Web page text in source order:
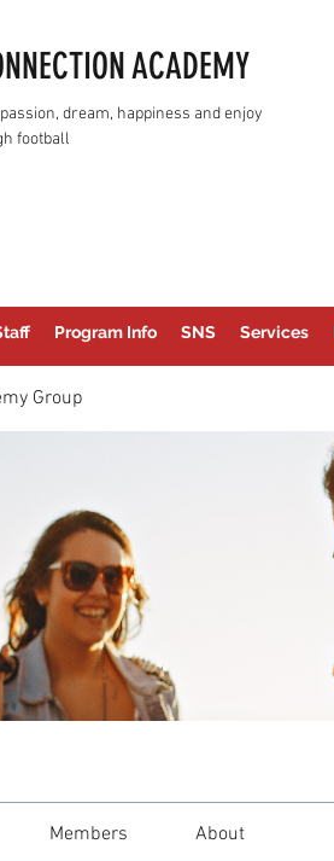
ACADEMY
dream, happiness and enjoy
football
Program Info SNS Services
Group
Members About